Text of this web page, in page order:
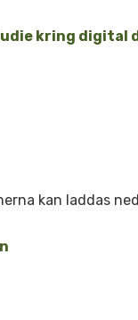
kring digital
kan laddas